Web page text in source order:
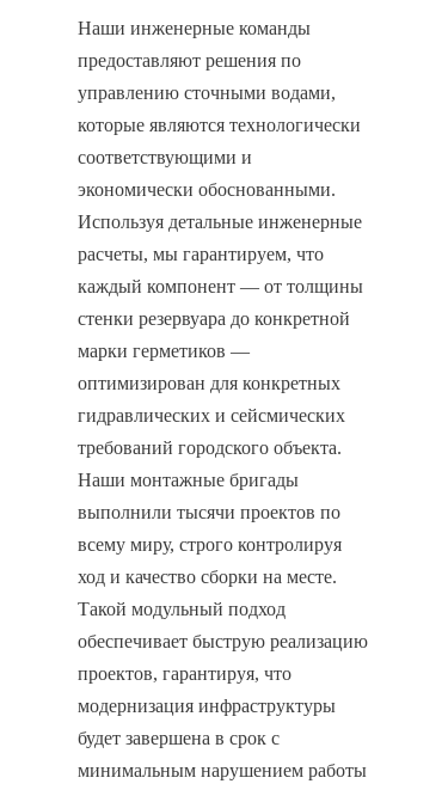
Наши инженерные команды
предоставляют решения по
управлению сточными водами,
которые являются технологически
соответствующими и
экономически обоснованными.
Используя детальные инженерные
расчеты, мы гарантируем, что
каждый компонент — от толщины
стенки резервуара до конкретной
марки герметиков —
оптимизирован для конкретных
гидравлических и сейсмических
требований городского объекта.
Наши монтажные бригады
выполнили тысячи проектов по
всему миру, строго контролируя
ход и качество сборки на месте.
Такой модульный подход
обеспечивает быструю реализацию
проектов, гарантируя, что
модернизация инфраструктуры
будет завершена в срок с
минимальным нарушением работы